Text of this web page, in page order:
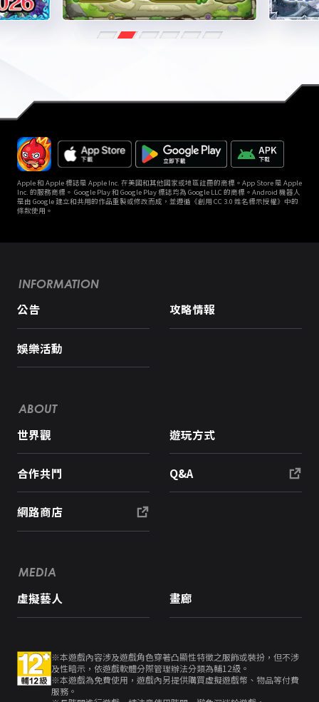
Apple 和 Apple 標誌是 Apple Inc. 在美國和其他國家或地區註冊的商標。App Store 是 Apple
Inc. 的服務商標。 Google Play 和 Google Play 標誌均為 Google LLC 的商標。Android 機器人
是由 Google 建立和共用的作品重製或修改而成，並遵循《創用 CC 3.0 姓名標示授權》中的
條款使用。
INFORMATION
公告 攻略情報
娛樂活動
ABOUT
世界觀 遊玩方式
合作共鬥 Q&A
網路商店
MEDIA
虛擬藝人 畫廊
※本遊戲內容涉及遊戲角色穿著凸顯性特徵之服飾或裝扮，但不涉
及性暗示，依遊戲軟體分際管理辦法分類為輔12級。
※本遊戲為免費使用，遊戲內另提供購買虛擬遊戲幣、物品等付費
服務。